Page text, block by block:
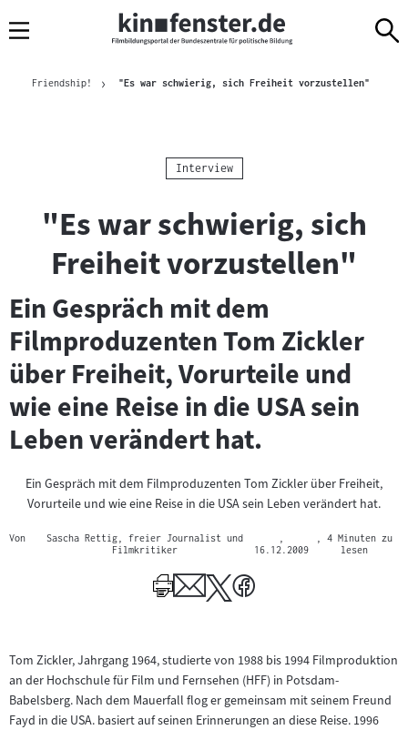
Navigation
zum
zur
Brotkrümelnavigation
Friendship! "Es war schwierig, sich Freiheit vorzustellen"Aktuelle
Kategorie:
Interview
"Es war schwierig, sich
Freiheit vorzustellen"
Ein Gespräch mit dem
Filmproduzenten Tom Zickler
über Freiheit, Vorurteile und
wie eine Reise in die USA sein
Leben verändert hat.
Ein Gespräch mit dem Filmproduzenten Tom Zickler über Freiheit,
Vorurteile und wie eine Reise in die USA sein Leben verändert hat.
Von
Sascha Rettig, freier Journalist und
Filmkritiker
16.12.2009
, 4 Minuten zu
lesen
Tom Zickler, Jahrgang 1964, studierte von 1988 bis 1994 Filmproduktion
an der Hochschule für Film und Fernsehen (HFF) in Potsdam-
Babelsberg. Nach dem Mauerfall flog er gemeinsam mit seinem Freund
Fayd in die USA. basiert auf seinen Erinnerungen an diese Reise. 1996